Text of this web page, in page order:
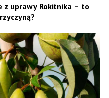
z uprawy Rokitnika – to